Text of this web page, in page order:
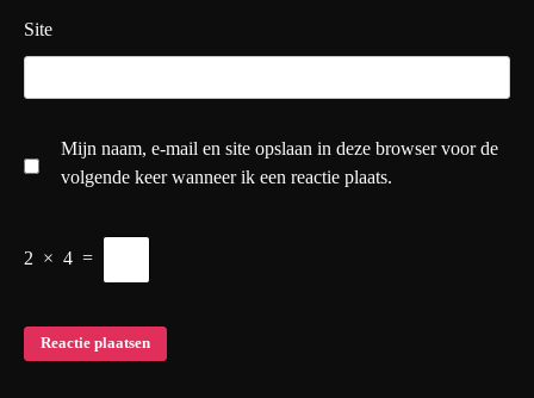
Site
Mijn naam, e-mail en site opslaan in deze browser voor de
volgende keer wanneer ik een reactie plaats.
2 × 4 =